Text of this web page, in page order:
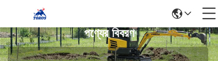
পণ্যের বিবরণ